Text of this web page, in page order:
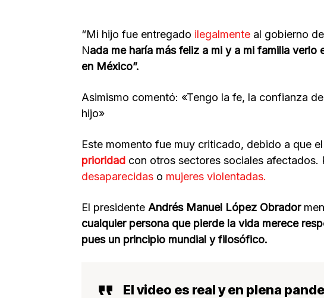
“Mi hijo fue entregado ilegalmente al gobierno
Nada me haría más feliz a mi y a mi familia verlo
en México”.
Asimismo comentó: «Tengo la fe, la confianza
hijo»
Este momento fue muy criticado, debido a que
prioridad con otros sectores sociales afectados.
desaparecidas o mujeres violentadas.
El presidente Andrés Manuel López Obrador
cualquier persona que pierde la vida merece
pues un principio mundial y filosófico.
El video es real y en plena